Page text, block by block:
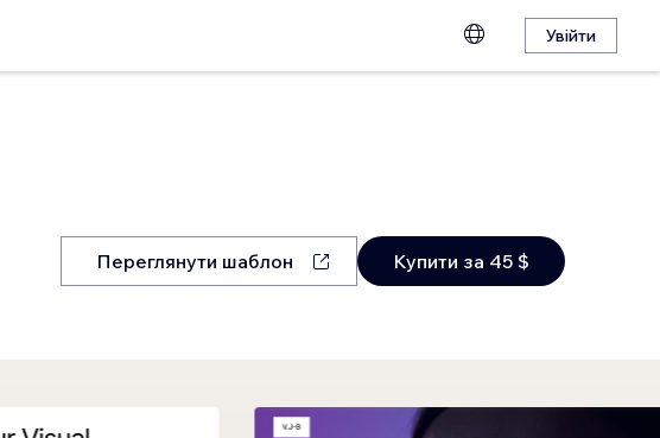
Увійти
Переглянути шаблон Купити за 45 $